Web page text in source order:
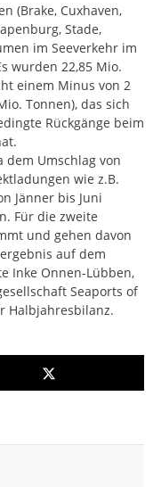
(Brake, Cuxhaven,
Stade,
im Seeverkehr im
wurden 22,85 Mio.
einem Minus von 2
Tonnen), das sich
Rückgänge beim
dem Umschlag von
wie z.B.
Jänner bis Juni
Für die zweite
und gehen davon
auf dem
Inke Onnen-Lübben,
Seaports of
Halbjahresbilanz.